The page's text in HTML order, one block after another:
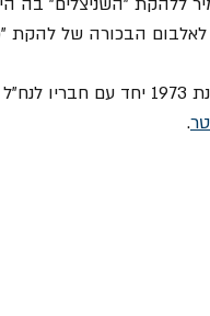
ללהקת "השניצלים" בה
לאלבום הבכורה של להקת
.